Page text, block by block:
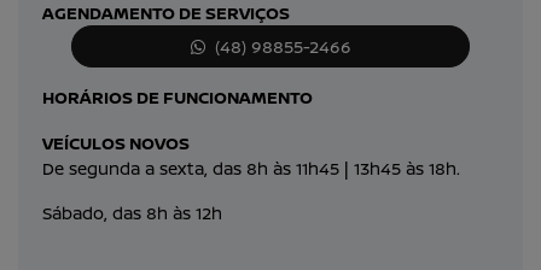
AGENDAMENTO DE SERVIÇOS
(48) 98855-2466
HORÁRIOS DE FUNCIONAMENTO
VEÍCULOS NOVOS
De segunda a sexta, das 8h às 11h45 | 13h45 às 18h.
Sábado, das 8h às 12h